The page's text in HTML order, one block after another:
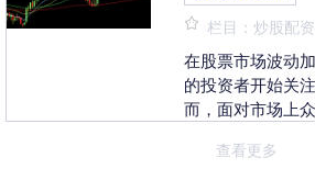
栏目：炒股配
在股票市场波动
的投资者开始关
而，面对市场上
台，成为投资者首
查看更多